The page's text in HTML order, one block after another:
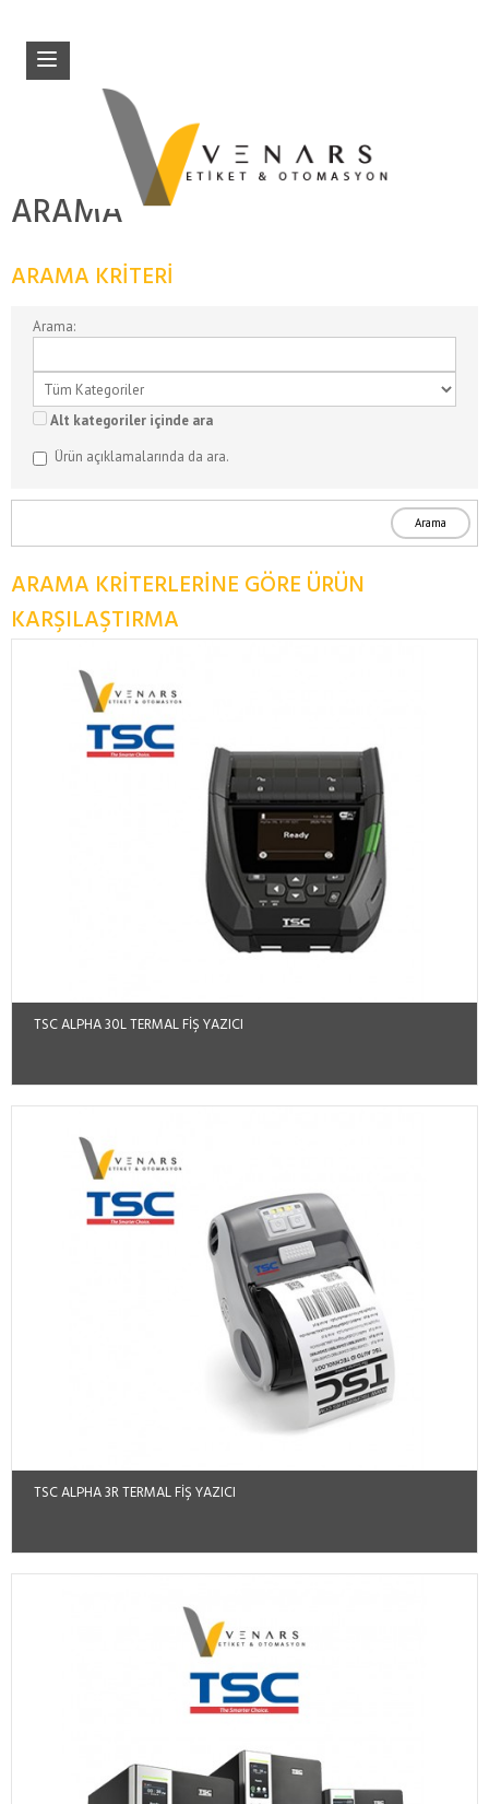
ARAMA
ARAMA KRITERI
Arama:
Alt kategoriler içinde ara
Ürün açıklamalarında da ara.
ARAMA KRITERLERINE GÖRE ÜRÜN
KARŞILAŞTIRMA
TSC ALPHA 30L TERMAL FIŞ YAZICI
TSC ALPHA 3R TERMAL FIŞ YAZICI